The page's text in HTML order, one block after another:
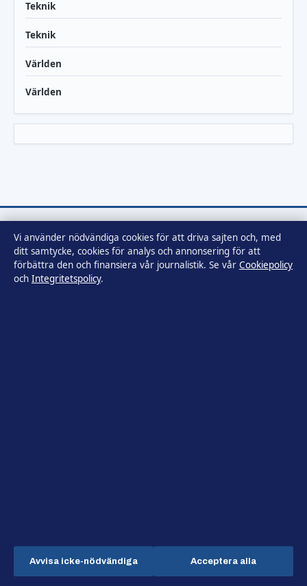
Teknik
Teknik
Världen
Världen
Tidsbild
Nyheter och samhällsbevakning för vår tid.
Hamnen Media Limited
press@tidsbild.se Nyhetsbrev
Vi använder nödvändiga cookies för att driva sajten och, med
ditt samtycke, cookies för analys och annonsering för att
förbättra den och finansiera vår journalistik. Se vår Cookiepolicy
och Integritetspolicy.
Avvisa icke-nödvändiga Acceptera alla